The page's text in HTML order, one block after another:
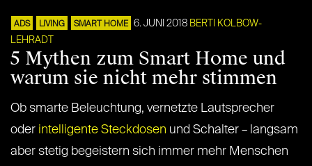
ADS LIVING SMART HOME 6. JUNI 2018 BERTI KOLBOW-
LEHRADT
5 Mythen zum Smart Home und
warum sie nicht mehr stimmen
Ob smarte Beleuchtung, vernetzte Lautsprecher
oder intelligente Steckdosen und Schalter – langsam
aber stetig begeistern sich immer mehr Menschen